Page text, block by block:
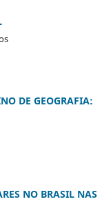
DE GEOGRAFIA:
NO BRASIL NAS